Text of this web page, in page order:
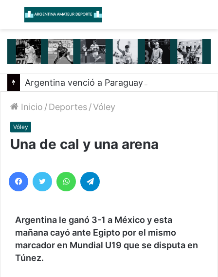
Menú
Inicio /Deportes/Vóley
Vóley
Una de cal y una arena
Facebook
Twitter WhatsApp
Argentina le ganó 3-1 a México y esta
mañana cayó ante Egipto por el mismo
marcador en Mundial U19 que se disputa en
Túnez.